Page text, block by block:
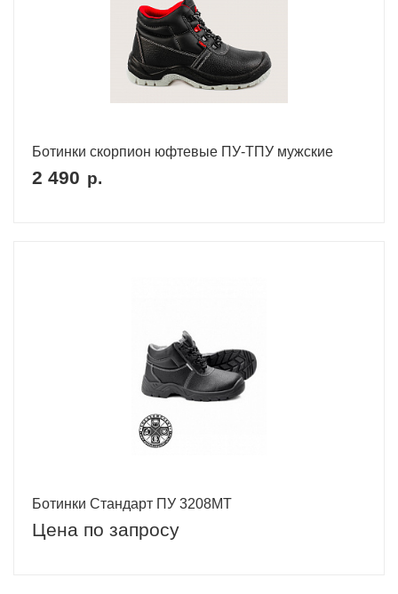
Ботинки скорпион юфтевые ПУ-ТПУ мужские
2 490 р.
Ботинки Стандарт ПУ 3208МТ
Цена по запросу